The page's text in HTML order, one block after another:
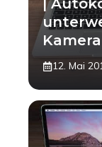
|
12. Mai